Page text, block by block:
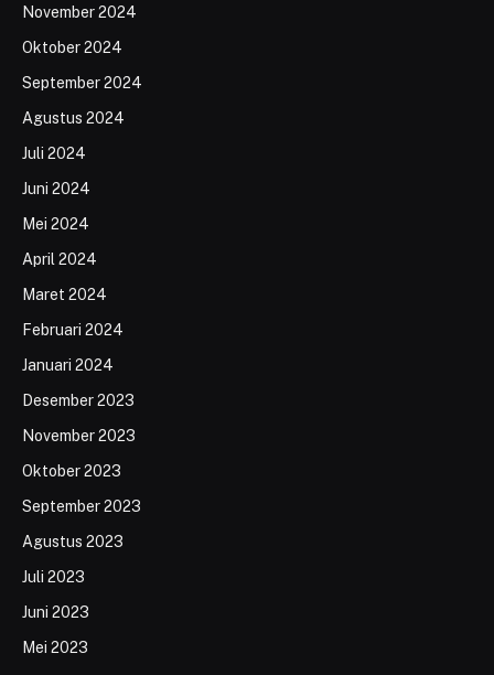
November 2024
Oktober 2024
September 2024
Agustus 2024
Juli 2024
Juni 2024
Mei 2024
April 2024
Maret 2024
Februari 2024
Januari 2024
Desember 2023
November 2023
Oktober 2023
September 2023
Agustus 2023
Juli 2023
Juni 2023
Mei 2023